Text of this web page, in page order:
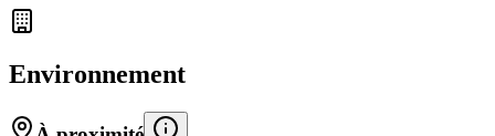
Environnement